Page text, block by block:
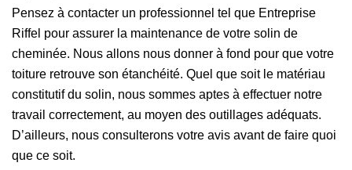
Pensez à contacter un professionnel tel que Entreprise
Riffel pour assurer la maintenance de votre solin de
cheminée. Nous allons nous donner à fond pour que votre
toiture retrouve son étanchéité. Quel que soit le matériau
constitutif du solin, nous sommes aptes à effectuer notre
travail correctement, au moyen des outillages adéquats.
D’ailleurs, nous consulterons votre avis avant de faire quoi
que ce soit.